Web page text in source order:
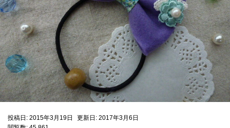
投稿日: 2015年3月19日
更新日: 2017年3月6日